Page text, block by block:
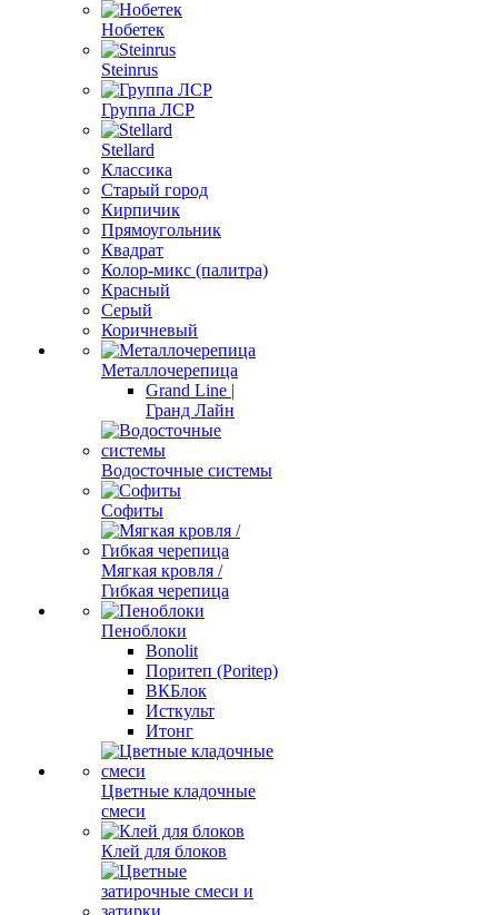
Нобетек
Steinrus
Группа ЛСР
Stellard
Классика
Старый город
Кирпичик
Прямоугольник
Квадрат
Колор-микс (палитра)
Красный
Серый
Коричневый
Металлочерепица
Grand Line |
Гранд Лайн
Водосточные системы
Софиты
Мягкая кровля /
Гибкая черепица
Пеноблоки
Bonolit
Поритеп (Poritep)
ВКБлок
Исткульт
Итонг
Цветные кладочные
смеси
Клей для блоков